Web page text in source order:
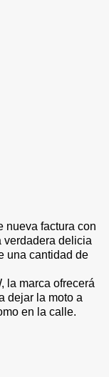
nueva factura con
verdadera delicia
una cantidad de
la marca ofrecerá
dejar la moto a
en la calle.